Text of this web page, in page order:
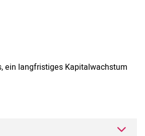
ein langfristiges Kapitalwachstum